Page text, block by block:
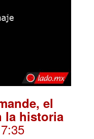
el
la historia